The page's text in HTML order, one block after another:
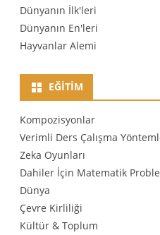
Dünyanın İlk'leri
Dünyanın En'leri
Hayvanlar Alemi
EĞITIM
Kompozisyonlar
Verimli Ders Çalışma
Zeka Oyunları
Dahiler İçin Matematik
Dünya
Çevre Kirliliği
Kültür & Toplum